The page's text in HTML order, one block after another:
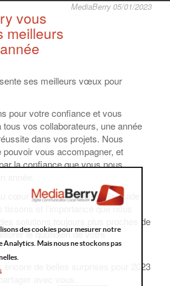
MediaBerry 05/01/2023
vous
meilleurs
ses meilleurs vœux pour
pour votre confiance et vous
tous vos collaborateurs, une année
dans vos projets. Nous
vous accompagner, et
la confiance que vous nous
année.
cœur de notre modèle : elle guide
et l’importance que nous
solutions toujours plus proches de
le quotidien de votre
de belles surprises pour 2023
avec vous.
des cookies pour mesurer notre
Analytics. Mais nous ne stockons pas